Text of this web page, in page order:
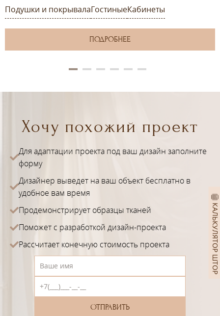
КАЛЬКУЛЯТОР ШТОР
Подушки и покрывалаГостиныеКабинеты
ПОДРОБНЕЕ
Хочу похожий проект
Для адаптации проекта под ваш дизайн заполните
форму
Дизайнер выведет на ваш объект бесплатно в
удобное вам время
Продемонстрирует образцы тканей
Поможет с разработкой дизайн-проекта
Рассчитает конечную стоимость проекта